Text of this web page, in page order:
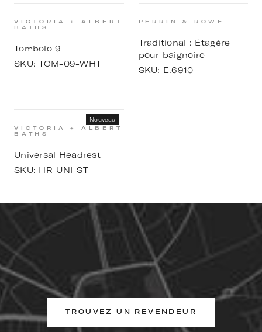
VICTORIA + ALBERT
BATHS
Tombolo 9
SKU:TOM-09-WHT
PERRIN & ROWE
Traditional : Étagère
pour baignoire
SKU: E.6910
Nouveau
VICTORIA + ALBERT
BATHS
Universal Headrest
SKU: HR-UNI-ST
TROUVEZ UN REVENDEUR